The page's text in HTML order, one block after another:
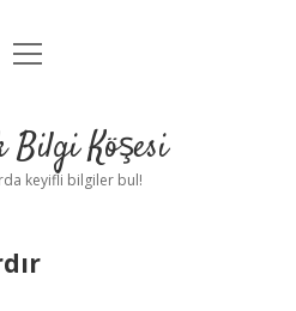
Anasayfa
Uyarı
menüyü
Bilgi Köşesi
keyifli bilgiler bul!